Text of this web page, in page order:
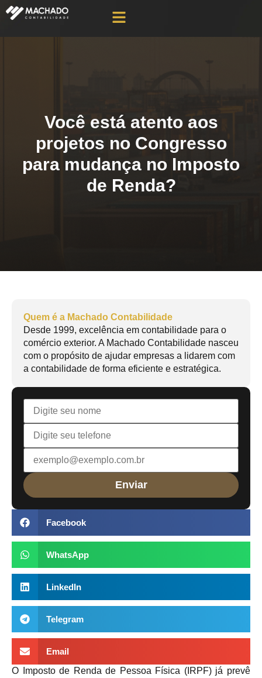
Você está atento aos
projetos no Congresso
para mudança no Imposto
de Renda?
Quem é a Machado Contabilidade
Desde 1999, excelência em contabilidade para o
comércio exterior. A Machado Contabilidade nasceu
com o propósito de ajudar empresas a lidarem com
a contabilidade de forma eficiente e estratégica.
Facebook
WhatsApp
LinkedIn
Telegram
Email
O Imposto de Renda de Pessoa Física (IRPF) já prevê